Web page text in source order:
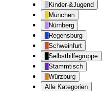
Kinder-&Jugend
München
Nürnberg
Regensburg
Schweinfurt
Selbsthilfegruppe
Stammtisch
Würzburg
Alle Kategorien